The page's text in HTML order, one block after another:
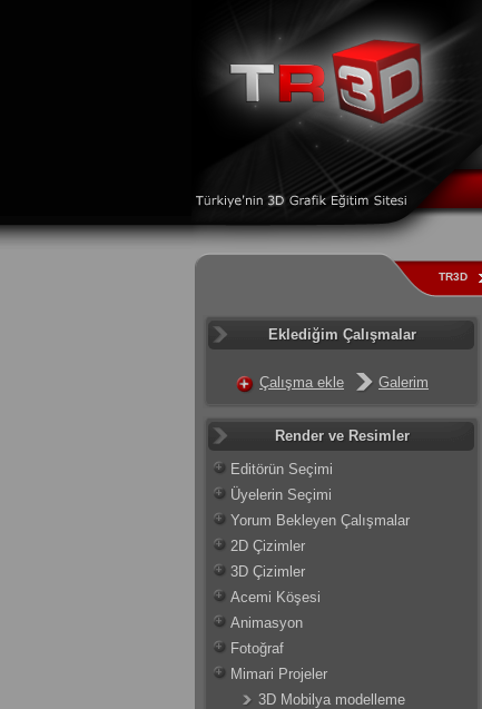
TR3D
Eklediğim Çalışmalar
Çalışma ekle Galerim
Render ve Resimler
Editörün Seçimi
Üyelerin Seçimi
Yorum Bekleyen Çalışmalar
2D Çizimler
3D Çizimler
Acemi Köşesi
Animasyon
Fotoğraf
Mimari Projeler
3D Mobilya modelleme